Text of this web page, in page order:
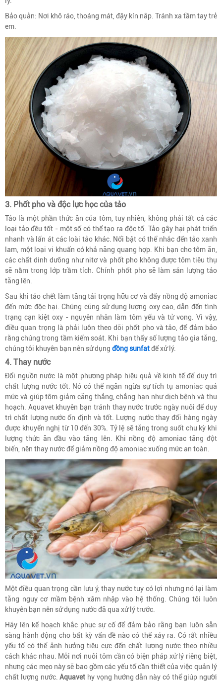
Bảo quản: Nơi khô ráo, thoáng mát, đậy kín nắp. Tránh xa tầm tay trẻ
em.
3. Phốt pho và độc lực học của tảo
Tảo là một phần thức ăn của tôm, tuy nhiên, không phải tất cả các
loại tảo đều tốt - một số có thể tạo ra độc tố. Tảo gây hại phát triển
nhanh và lấn át các loài tảo khác. Nổi bật có thể nhắc đến tảo xanh
lam, một loại vi khuẩn có khả năng quang hợp. Khi bạn cho tôm ăn,
các chất dinh dưỡng như nitơ và phốt pho không được tôm tiêu thụ
sẽ nằm trong lớp trầm tích. Chính phốt pho sẽ làm sản lượng tảo
tăng lên.
Sau khi tảo chết làm tăng tải trọng hữu cơ và đẩy nồng độ amoniac
đến mức độc hại. Chúng cũng sử dụng lượng oxy cao, dẫn đến tình
trạng cạn kiệt oxy - nguyên nhân làm tôm yếu và tử vong. Vì vậy,
điều quan trọng là phải luôn theo dõi phốt pho và tảo, để đảm bảo
rằng chúng trong tầm kiểm soát. Khi bạn thấy số lượng tảo gia tăng,
chúng tôi khuyên bạn nên sử dụng đồng sunfatđể xử lý.
4. Thay nước
Đổi nguồn nước là một phương pháp hiệu quả về kinh tế để duy trì
chất lượng nước tốt. Nó có thể ngăn ngừa sự tích tụ amoniac quá
mức và giúp tôm giảm căng thẳng, chẳng hạn như dịch bệnh và thu
hoạch. Aquavet khuyên bạn tránh thay nước trước ngày nuôi để duy
trì chất lượng nước ổn định và tốt. Lượng nước thay đổi hàng ngày
được khuyến nghị từ 10 đến 30%. Tỷ lệ sẽ tăng trong suốt chu kỳ khi
lượng thức ăn đầu vào tăng lên. Khi nồng độ amoniac tăng đột
biến, nên thay nước để giảm nồng độ amoniac xuống mức an toàn.
Một điều quan trọng cần lưu ý, thay nước tuy có lợi nhưng nó lại làm
tăng nguy cơ mầm bệnh xâm nhập vào hệ thống. Chúng tôi luôn
khuyên bạn nên sử dụng nước đã qua xử lý trước.
Hãy lên kế hoạch khắc phục sự cố để đảm bảo rằng bạn luôn sẵn
sàng hành động cho bất kỳ vấn đề nào có thể xảy ra. Có rất nhiều
yếu tố có thể ảnh hưởng tiêu cực đến chất lượng nước theo nhiều
cách khác nhau. Mỗi nơi nuôi tôm cần có biện pháp xử lý riêng biệt,
nhưng các mẹo này sẽ bao gồm các yếu tố cần thiết của việc quản lý
chất lượng nước.Aquavet hy vọng hướng dẫn này có thể giúp người